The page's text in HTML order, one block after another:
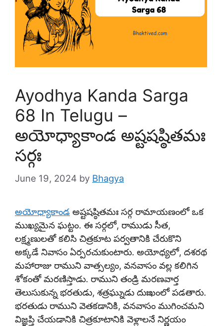
Ayodhya Kanda Sarga
68 In Telugu –
అయోధ్యాకాండ అష్టషష్ఠితమః
సర్గః
June 19, 2024 by Bhagya
అయోధ్యాకాండ అష్టషష్ఠితమః సర్గ రామాయణంలో ఒక
ముఖ్యమైన ఘట్టం. ఈ సర్గలో, రాముడు సీత,
లక్ష్మణులతో కలిసి చిత్రకూట పర్వతానికి చేరుకొని
అక్కడే నివాసం ఏర్పరచుకుంటారు. అయోధ్యలో, దశరథ
మహారాజు రాముని వాత్సల్యం, వనవాసం వల్ల కలిగిన
శోకంతో మరణిస్తాడు. రాముని తండ్రి మరణవార్త
తెలుసుకున్న భరతుడు, శత్రఘ్నుడు దుఃఖంలో పడతారు.
భరతుడు రాముని వెతకడానికి, వనవాసం ముగించమని
విజ్ఞప్తి చేయడానికి చిత్రకూటానికి వెళ్లాలనే నిర్ణయం